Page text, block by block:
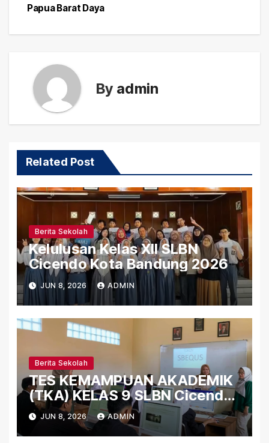
Papua Barat Daya
By admin
Related Post
Berita Sekolah
Kelulusan Kelas XII SLBN
Cicendo Kota Bandung 2026
JUN 8, 2026 ADMIN
Berita Sekolah
TES KEMAMPUAN AKADEMIK
(TKA) KELAS 9 SLBN Cicendo
Kota Bandung 2026
JUN 8, 2026 ADMIN